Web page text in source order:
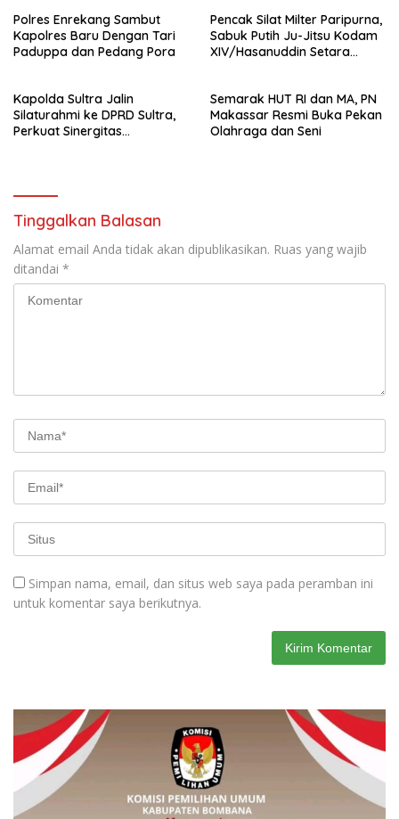
Polres Enrekang Sambut
Kapolres Baru Dengan Tari
Paduppa dan Pedang Pora
Pencak Silat Milter Paripurna,
Sabuk Putih Ju-Jitsu Kodam
XIV/Hasanuddin Setara
Kapolda Sultra Jalin
Silaturahmi ke DPRD Sultra,
Perkuat Sinergitas
Semarak HUT RI dan MA, PN
Makassar Resmi Buka Pekan
Olahraga dan Seni
Tinggalkan Balasan
Alamat email Anda tidak akan dipublikasikan. Ruas yang wajib
ditandai *
Simpan nama, email, dan situs web saya pada peramban ini
untuk komentar saya berikutnya.